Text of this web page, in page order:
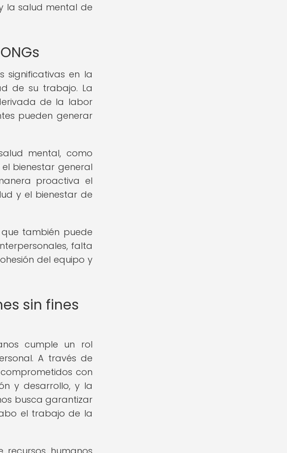
la salud mental de
significativas en la
de su trabajo. La
de la labor
pueden generar
mental, como
bienestar general
proactiva el
y el bienestar de
también puede
falta
del equipo y
sin fines
cumple un rol
A través de
con
y desarrollo, y la
busca garantizar
el trabajo de la